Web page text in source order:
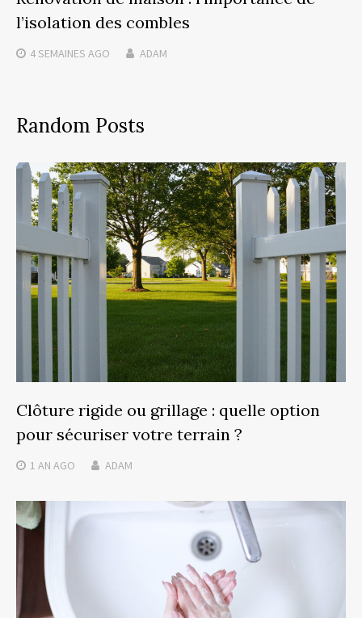
l’isolation des combles
4 SEMAINES AGO ADAM
Random Posts
Clôture rigide ou grillage : quelle option
pour sécuriser votre terrain ?
1 AN AGO ADAM